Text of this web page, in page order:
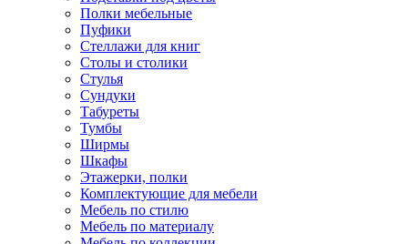
Полки мебельные
Пуфики
Стеллажи для книг
Столы и столики
Стулья
Сундуки
Табуреты
Тумбы
Ширмы
Шкафы
Этажерки, полки
Комплектующие для мебели
Мебель по стилю
Мебель по материалу